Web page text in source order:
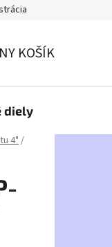
KOŠÍK
diely
4"/